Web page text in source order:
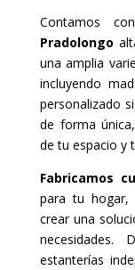
Contamos
Pradolongo
una amplia
incluyendo
personalizado
de forma
de tu espacio y
Fabricamos
para tu hogar,
crear una
necesidades.
estanterías